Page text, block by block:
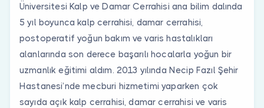
Üniversitesi Kalp ve Damar Cerrahisi ana bilim dalında
5 yıl boyunca kalp cerrahisi, damar cerrahisi,
postoperatif yoğun bakım ve varis hastalıkları
alanlarında son derece başarılı hocalarla yoğun bir
uzmanlık eğitimi aldım. 2013 yılında Necip Fazıl Şehir
Hastanesi’nde mecburi hizmetimi yaparken çok
sayıda açık kalp cerrahisi, damar cerrahisi ve varis